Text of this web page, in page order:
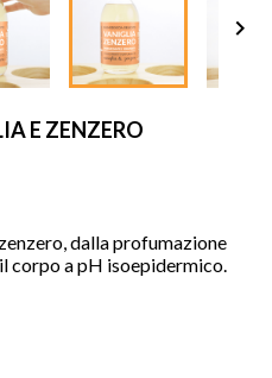

E ZENZERO
dalla profumazione
corpoa pH isoepidermico.